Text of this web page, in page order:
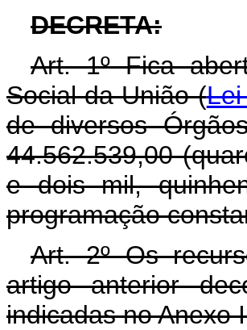
DECRETA:
Art. 1º Fica
Social da União (
de diversos
44.562.539,00
e dois mil,
programação
Art. 2º Os
artigo anterior
indicadas no Anexo